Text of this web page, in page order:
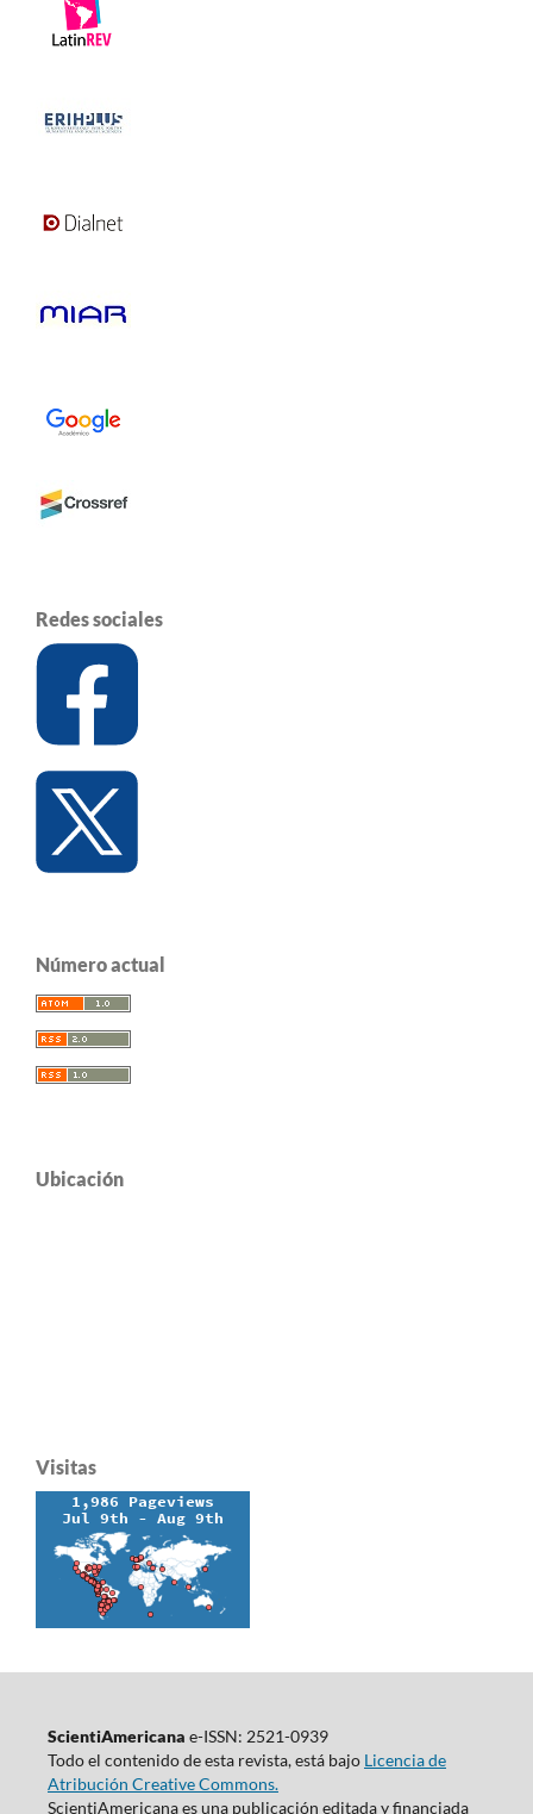
Redes sociales
Número actual
Ubicación
Visitas
ScientiAmericana e-ISSN: 2521-0939
Todo el contenido de esta revista, está bajo Licencia de
Atribución Creative Commons.
ScientiAmericana es una publicación editada y financiada